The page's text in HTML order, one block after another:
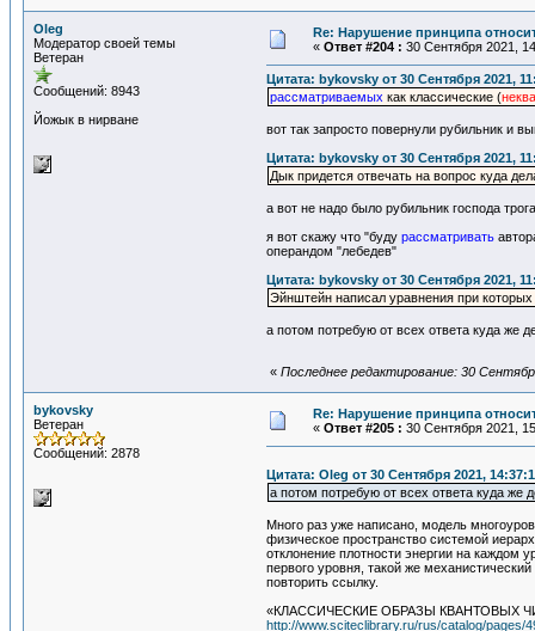
Oleg
Модератор своей темы
Ветеран
Сообщений: 8943
Йожык в нирване
Re: Нарушение принципа
« Ответ #204 : 30 Сентября 2021,
Цитата: bykovsky от 30 Сентября 2021,
рассматриваемых как классические (
вот так запросто повернули рубильник и
Цитата: bykovsky от 30 Сентября 2021,
Дык придется отвечать на вопрос куда
а вот не надо было рубильник господа
я вот скажу что "буду рассматривать
операндом "лебедев"
Цитата: bykovsky от 30 Сентября 2021,
Эйнштейн написал уравнения при которых
а потом потребую от всех ответа куда же
« Последнее редактирование: 30
bykovsky
Ветеран
Сообщений: 2878
Re: Нарушение принципа
« Ответ #205 : 30 Сентября 2021,
Цитата: Oleg от 30 Сентября 2021,
а потом потребую от всех ответа куда же
Много раз уже написано, модель
физическое пространство системой
отклонение плотности энергии на каждом
первого уровня, такой же
повторить ссылку.
«КЛАССИЧЕСКИЕ ОБРАЗЫ КВАНТОВЫХ
http://www.sciteclibrary.ru/rus/catalog/pages/